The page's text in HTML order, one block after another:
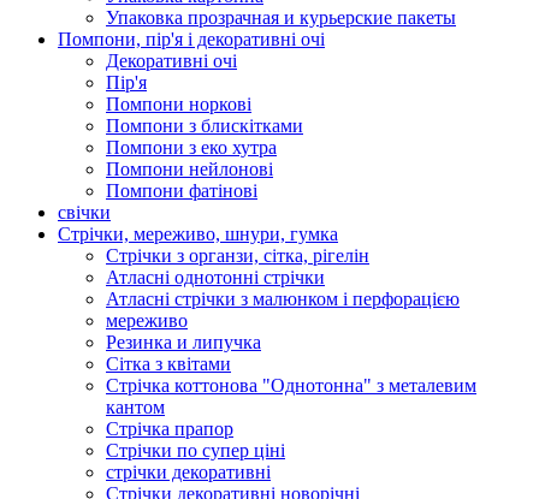
Упаковка прозрачная и курьерские пакеты
Помпони, пір'я і декоративні очі
Декоративні очі
Пір'я
Помпони норкові
Помпони з блискітками
Помпони з еко хутра
Помпони нейлонові
Помпони фатінові
свічки
Стрічки, мереживо, шнури, гумка
Стрічки з органзи, сітка, рігелін
Атласні однотонні стрічки
Атласні стрічки з малюнком і перфорацією
мереживо
Резинка и липучка
Сітка з квітами
Стрічка коттонова "Однотонна" з металевим
кантом
Стрічка прапор
Стрічки по супер ціні
стрічки декоративні
Стрічки декоративні новорічні